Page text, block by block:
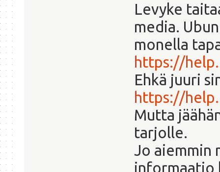
Levyke
media.
monella
https://
Ehkä juuri
https://
Mutta
tarjolle.
Jo aiemmin
informaatio